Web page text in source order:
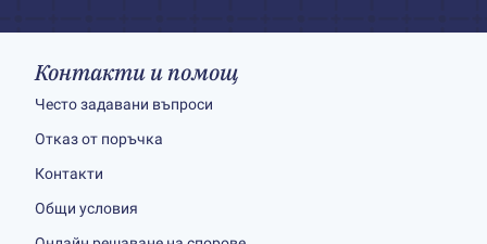
Контакти и помощ
Често задавани въпроси
Отказ от поръчка
Контакти
Общи условия